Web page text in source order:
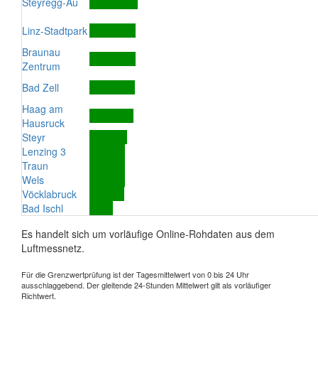
Linz-Stadtpark
Braunau
Zentrum
Bad Zell
Haag am
Hausruck
Steyr
Lenzing 3
Traun
Wels
Vöcklabruck
Bad Ischl
Es handelt sich um vorläufige Online-Rohdaten aus dem
Luftmessnetz.
Für die Grenzwertprüfung ist der Tagesmittelwert von 0 bis 24 Uhr
ausschlaggebend. Der gleitende 24-Stunden Mittelwert gilt als vorläufiger
Richtwert.